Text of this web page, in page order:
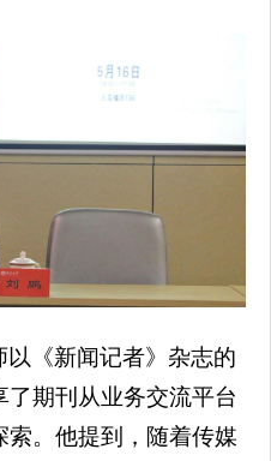
《新闻记者》杂志的
期刊从业务交流平台
索。他提到，随着传媒